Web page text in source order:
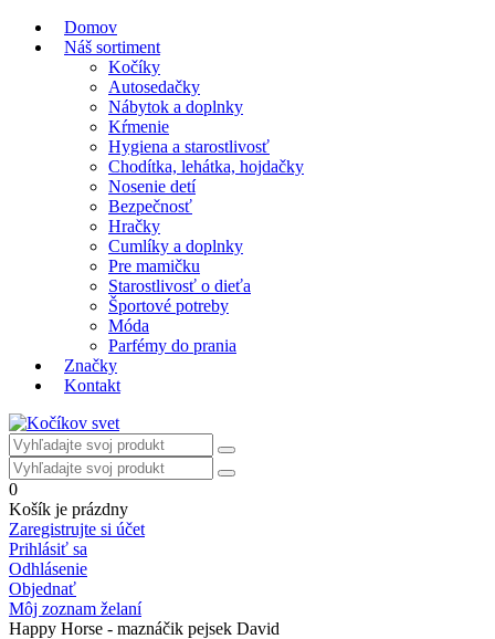
Domov
Náš sortiment
Kočíky
Autosedačky
Nábytok a doplnky
Kŕmenie
Hygiena a starostlivosť
Chodítka, lehátka, hojdačky
Nosenie detí
Bezpečnosť
Hračky
Cumlíky a doplnky
Pre mamičku
Starostlivosť o dieťa
Športové potreby
Móda
Parfémy do prania
Značky
Kontakt
0
Košík je prázdny
Zaregistrujte si účet
Prihlásiť sa
Odhlásenie
Objednať
Môj zoznam želaní
Happy Horse - maznáčik pejsek David